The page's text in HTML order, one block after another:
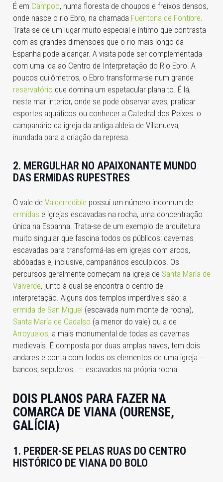
É em Campoo, numa floresta de choupos e freixos densos,
onde nasce o rio Ebro, na chamada Fuentona de Fontibre
Trata-se de um lugar muito especial e íntimo que contrasta
com as grandes dimensões que o rio mais longo da
Espanha pode alcançar. A visita pode ser complementada
com uma ida ao Centro de Interpretação do Rio Ebro. A
poucos quilômetros, o Ebro transforma-se num grande
reservatório que domina um espetacular planalto. É lá,
neste mar interior, onde se pode observar aves, praticar
esportes aquáticos ou conhecer a Catedral dos Peixes: o
campanário da igreja da antiga aldeia de Villanueva,
inundada para a criação da represa.
2. MERGULHAR NO APAIXONANTE MUNDO
DAS ERMIDAS RUPESTRES
O vale de Valderredible possui um número incomum de
ermidas e igrejas escavadas na rocha, uma concentração
única na Espanha. Trata-se de um exemplo de arquitetura
muito singular que fascina todos os públicos: cavernas
escavadas para transformá-las em igrejas com arcos,
abóbadas e, inclusive, campanários esculpidos. Os
percursos geralmente começam na igreja de Santa María de
Valverde, junto à qual se encontra o centro de
interpretação. Alguns dos templos imperdíveis são: a
ermida de San Miguel (escavada num monte de rocha),
Santa María de Cadalso (a menor do vale) ou a de
Arroyuelos, a mais monumental de todas as cavernas
medievais. É composta por duas amplas naves, tem dois
andares e conta com todos os elementos de uma igreja —
bancos, sepulcros…— escavados na própria rocha.
DOIS PLANOS PARA FAZER NA
COMARCA DE VIANA (OURENSE,
GALÍCIA)
1. PERDER-SE PELAS RUAS DO CENTRO
HISTÓRICO DE VIANA DO BOLO